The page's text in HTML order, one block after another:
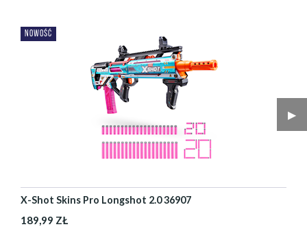
▶︎
NOWOŚĆ
X-Shot Skins Pro Longshot 2.0 36907
189,99 ZŁ